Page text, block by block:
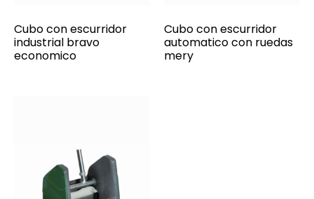
Cubo con escurridor
industrial bravo
economico
Cubo con escurridor
automatico con ruedas
mery